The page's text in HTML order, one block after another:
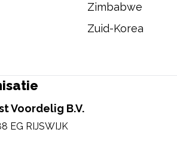
Zimbabwe
Zuid-Korea
Voordelig B.V.
EG RIJSWIJK